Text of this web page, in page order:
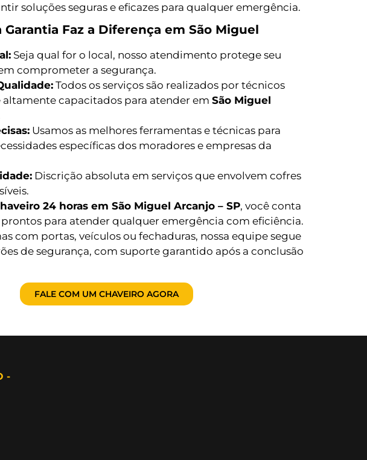
soluções seguras e eficazes para qualquer emergência.
Garantia Faz a Diferença em São Miguel
Seja qual for o local, nosso atendimento protege seu
comprometer a segurança.
Todos os serviços são realizados por técnicos
altamente capacitados para atender em São Miguel
Usamos as melhores ferramentas e técnicas para
específicas dos moradores e empresas da
Discrição absoluta em serviços que envolvem cofres
24 horas em São Miguel Arcanjo – SP, você conta
para atender qualquer emergência com eficiência.
com portas, veículos ou fechaduras, nossa equipe segue
de segurança, com suporte garantido após a conclusão
FALE COM UM CHAVEIRO AGORA
-